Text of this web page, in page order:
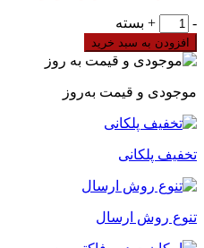
وایرشو
تکی
بدون
روکش
سایز
برند
مدل
بسته
عددی
عدد
-
+ بسته
افزودن به سبد خرید
موجودی و قیمت به‌روز
تخفیف پلکانی
تنوع روش ارسال